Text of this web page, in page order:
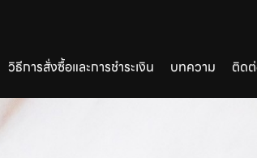
วิธีการสั่งซื้อและการชำระเงิน บทความ ติดต่